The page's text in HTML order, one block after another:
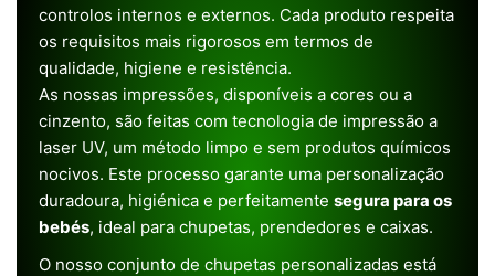
controlos internos e externos. Cada produto respeita
os requisitos mais rigorosos em termos de
qualidade, higiene e resistência.
As nossas impressões, disponíveis a cores ou a
cinzento, são feitas com tecnologia de impressão a
laser UV, um método limpo e sem produtos químicos
nocivos. Este processo garante uma personalização
duradoura, higiénica e perfeitamente segura para os
bebés, ideal para chupetas, prendedores e caixas.
O nosso conjunto de chupetas personalizadas está